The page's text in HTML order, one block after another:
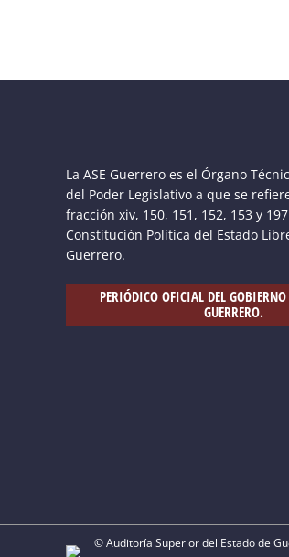
La ASE Guerrero es el Órgano
del Poder Legislativo a que se
fracción xiv, 150, 151, 152, 153 y
Constitución Política del Estado
Guerrero.
PERIÓDICO OFICIAL DEL GOBIERNO
GUERRERO.
© Auditoría Superior del Estado de